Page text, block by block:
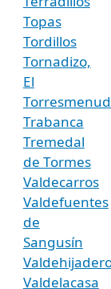
Topas
Tordillos
Tornadizo,
El
Trabanca
Tremedal
de Tormes
Valdecarros
Valdefuentes
de
Sangusín
Valdelacasa